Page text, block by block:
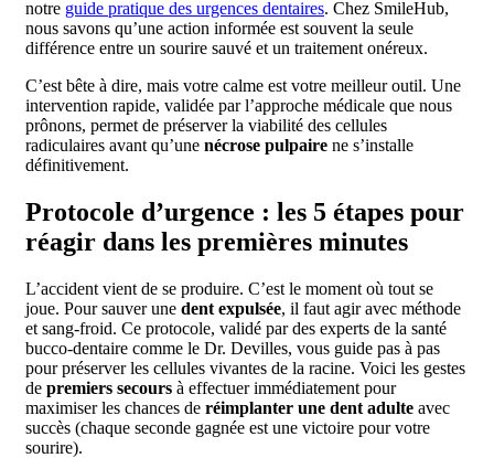
notre guide pratique des urgences dentaires. Chez SmileHub,
nous savons qu’une action informée est souvent la seule
différence entre un sourire sauvé et un traitement onéreux.
C’est bête à dire, mais votre calme est votre meilleur outil. Une
intervention rapide, validée par l’approche médicale que nous
prônons, permet de préserver la viabilité des cellules
radiculaires avant qu’une nécrose pulpaire ne s’installe
définitivement.
Protocole d’urgence : les 5 étapes pour
réagir dans les premières minutes
L’accident vient de se produire. C’est le moment où tout se
joue. Pour sauver une dent expulsée, il faut agir avec méthode
et sang-froid. Ce protocole, validé par des experts de la santé
bucco-dentaire comme le Dr. Devilles, vous guide pas à pas
pour préserver les cellules vivantes de la racine. Voici les gestes
de premiers secours à effectuer immédiatement pour
maximiser les chances de réimplanter une dent adulte avec
succès (chaque seconde gagnée est une victoire pour votre
sourire).